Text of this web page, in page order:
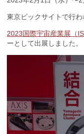
東京ビックサイトで行わ
2023国際宇宙産業展（
ーとして出展しました。